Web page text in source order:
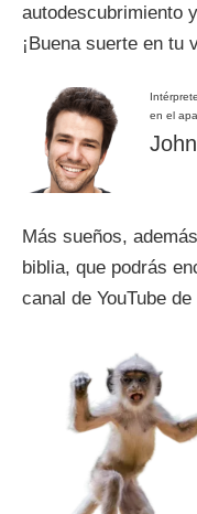
autodescubrimiento
¡Buena suerte en tu
en el
Más sueños,
biblia, que podrás
canal de YouTube